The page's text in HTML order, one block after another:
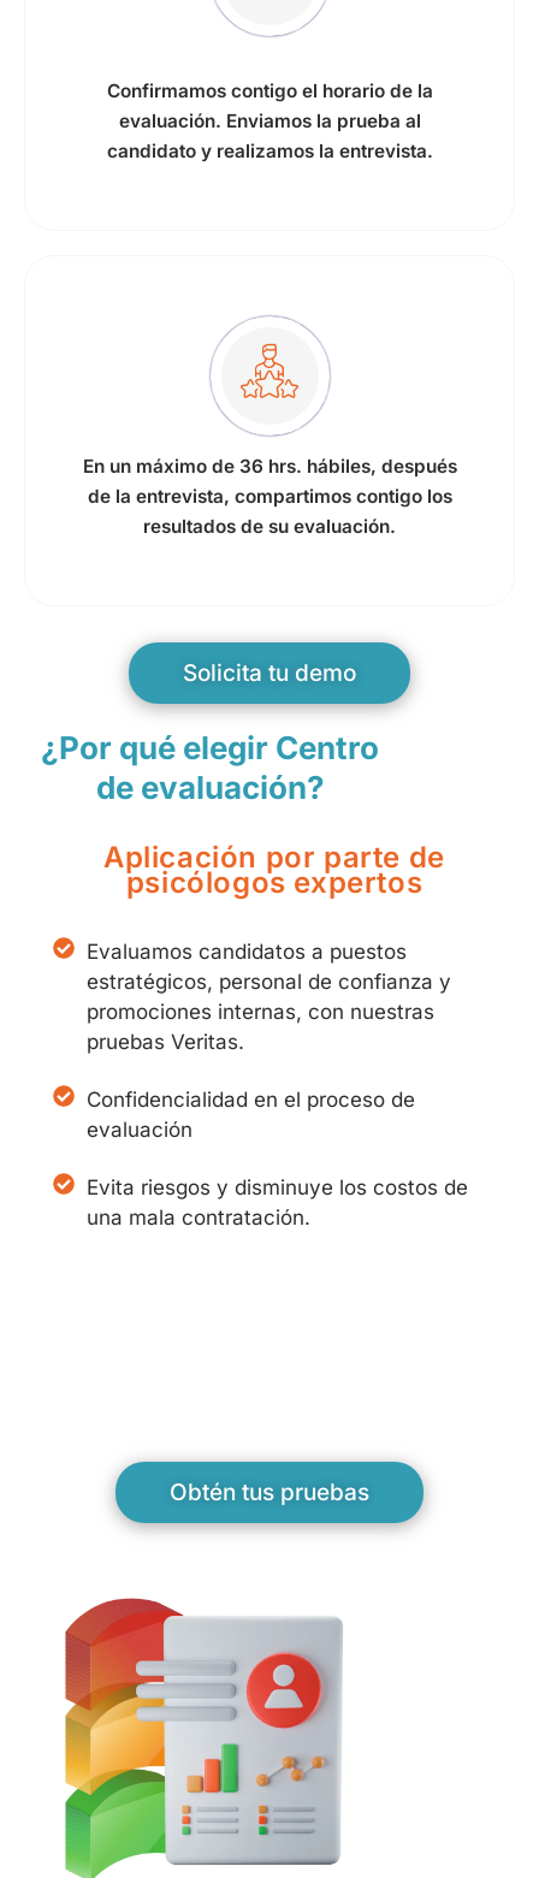
Confirmamos contigo el horario de la
evaluación. Enviamos la prueba al
candidato y realizamos la entrevista.
En un máximo de 36 hrs. hábiles, después
de la entrevista, compartimos contigo los
resultados de su evaluación.
Solicita tu demo
¿Por qué elegir Centro
de evaluación?
Aplicación por parte de
psicólogos expertos
Evaluamos candidatos a puestos
estratégicos, personal de confianza y
promociones internas, con nuestras
pruebas Veritas.
Confidencialidad en el proceso de
evaluación
Evita riesgos y disminuye los costos de
una mala contratación.
Información clara y precisa.
Recibirás un reporte de los resultados de tus candidatos,
de manera clara y concisa.